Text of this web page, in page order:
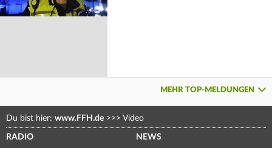
MEHR TOP-MELDUNGEN
Du bist hier: www.FFH.de >>> Video
RADIO NEWS